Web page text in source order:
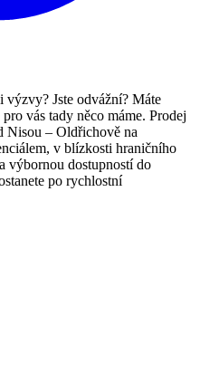
Jste odvážní? Máte
vás tady něco máme. Prodej
Nisou – Oldřichově na
v blízkosti hraničního
výbornou dostupností do
po rychlostní